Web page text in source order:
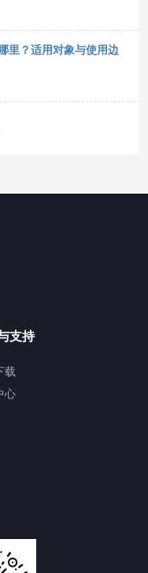
里？适用对象与使用边
支持
载
心